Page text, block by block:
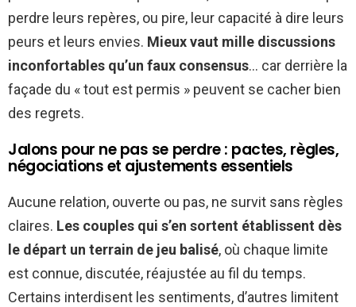
perdre leurs repères, ou pire, leur capacité à dire leurs
peurs et leurs envies. Mieux vaut mille discussions
inconfortables qu’un faux consensus… car derrière la
façade du « tout est permis » peuvent se cacher bien
des regrets.
Jalons pour ne pas se perdre : pactes, règles,
négociations et ajustements essentiels
Aucune relation, ouverte ou pas, ne survit sans règles
claires. Les couples qui s’en sortent établissent dès
le départ un terrain de jeu balisé, où chaque limite
est connue, discutée, réajustée au fil du temps.
Certains interdisent les sentiments, d’autres limitent